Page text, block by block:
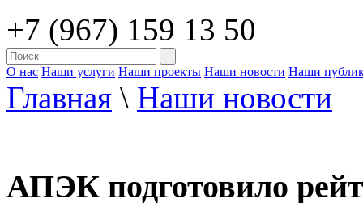
+7 (967) 159 13 50
О нас Наши услуги Наши проекты Наши новости Наши
Главная \ Наши новости
АПЭК подготовило